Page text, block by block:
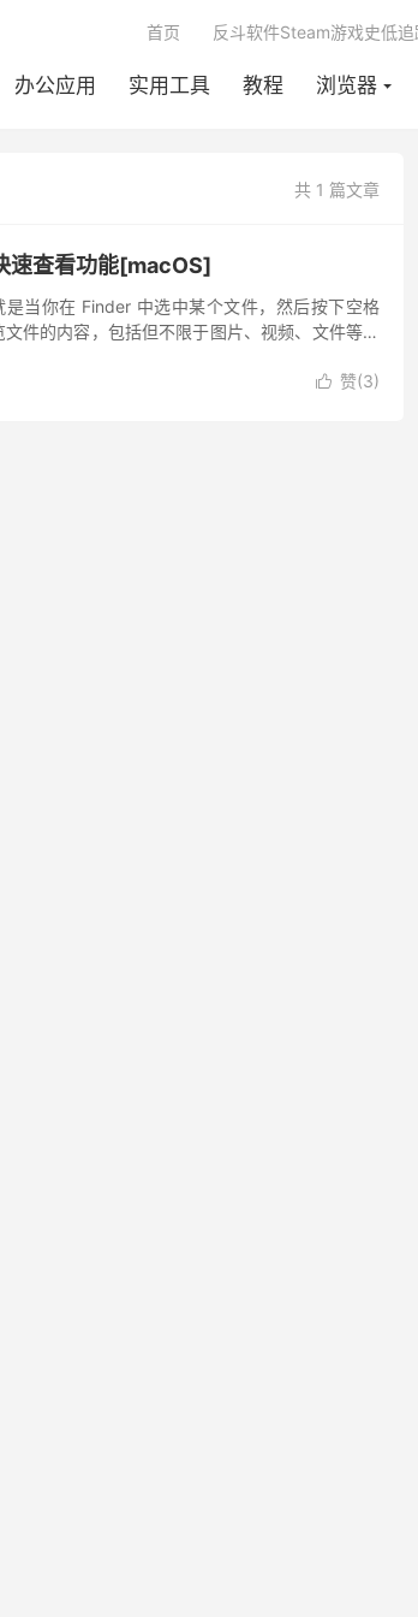
办公应用 实用工具 教程 浏览器
首页 反斗软件Steam游戏史低追
共 1 篇文章
速查看功能[macOS]
当你在 Finder 中选中某个文件，然后按下空格
件的内容，包括但不限于图片、视频、文件等。
 赞(3)